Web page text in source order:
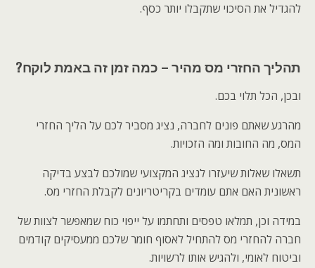
להגדיל את הסיכוי שתקבלו יותר כסף.
תהליך החזרי מס מהיר – כמה זמן זה באמת לוקח?
ובכן, הכל תלוי בכם.
מהרגע שאתם פונים לחברה, נציג מסביר לכם על הליך החזרי
המס, מה החובות ומה הזכויות.
תשאלו שאלות שיעזרו לנציג המקצועי שמולכם לבצע בדיקה
ראשונית האם אתם עומדים בקריטריונים לקבלת החזרי מס.
במידה וכן, תמלאו טפסים ותחתמו על ייפוי כוח שמאפשר לצוות של
חברה להחזרי מס להתחיל לאסוף חומר שלכם ממעסיקים קודמים
וביטוח לאומי, ולהגיש אותו לרשויות.